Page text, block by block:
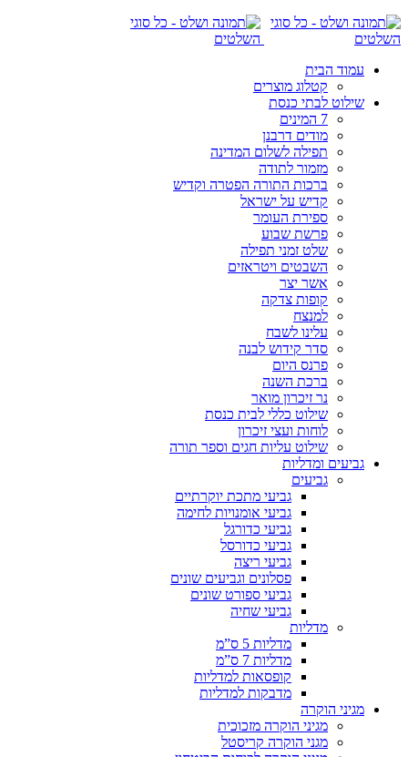
עמוד הבית
קטלוג מוצרים
שילוט לבתי כנסת
7 המינים
מודים דרבנן
תפילה לשלום המדינה
מזמור לתודה
ברכות התורה הפטרה וקדיש
קדיש על ישראל
ספירת העומר
פרשת שבוע
שלט זמני תפילה
השבטים ויטראזים
אשר יצר
קופות צדקה
למנצח
עלינו לשבח
סדר קידוש לבנה
פרנס היום
ברכת השנה
נר זיכרון מואר
שילוט כללי לבית כנסת
לוחות ועצי זיכרון
שילוט עליות חגים וספר תורה
גביעים ומדליות
גביעים
גביעי מתכת יוקרתיים
גביעי אומנויות לחימה
גביעי כדורגל
גביעי כדורסל
גביעי ריצה
פסלונים וגביעים שונים
גביעי ספורט שונים
גביעי שחיה
מדליות
מדליות 5 ס”מ
מדליות 7 ס”מ
קופסאות למדליות
מדבקות למדליות
מגיני הוקרה
מגיני הוקרה מזכוכית
מגני הוקרה קריסטל